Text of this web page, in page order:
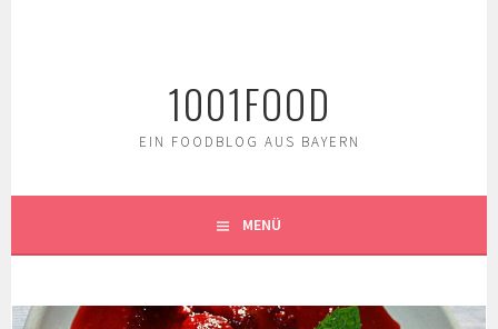
1001FOOD
EIN FOODBLOG AUS BAYERN
MENÜ